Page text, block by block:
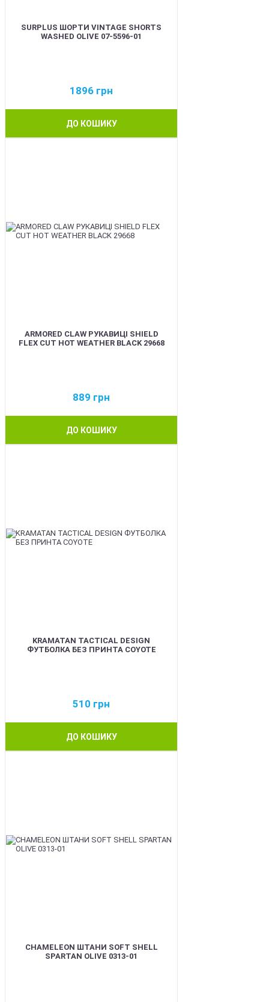
SURPLUS ШОРТИ VINTAGE SHORTS
WASHED OLIVE 07-5596-01
1896 грн
ДО КОШИКУ
ARMORED CLAW РУКАВИЦІ SHIELD
FLEX CUT HOT WEATHER BLACK 29668
889 грн
ДО КОШИКУ
KRAMATAN TACTICAL DESIGN
ФУТБОЛКА БЕЗ ПРИНТА COYOTE
510 грн
ДО КОШИКУ
CHAMELEON ШТАНИ SOFT SHELL
SPARTAN OLIVE 0313-01